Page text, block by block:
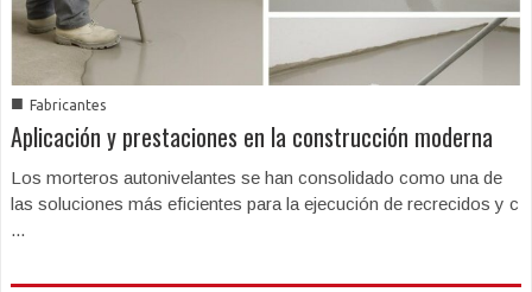
■ Fabricantes
Aplicación y prestaciones en la construcción moderna
Los morteros autonivelantes se han consolidado como una de
las soluciones más eficientes para la ejecución de recrecidos y c
...